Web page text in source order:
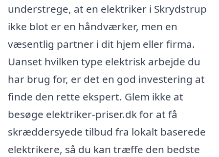
understrege, at en elektriker i Skrydstrup
ikke blot er en håndværker, men en
væsentlig partner i dit hjem eller firma.
Uanset hvilken type elektrisk arbejde du
har brug for, er det en god investering at
finde den rette ekspert. Glem ikke at
besøge elektriker-priser.dk for at få
skræddersyede tilbud fra lokalt baserede
elektrikere, så du kan træffe den bedste